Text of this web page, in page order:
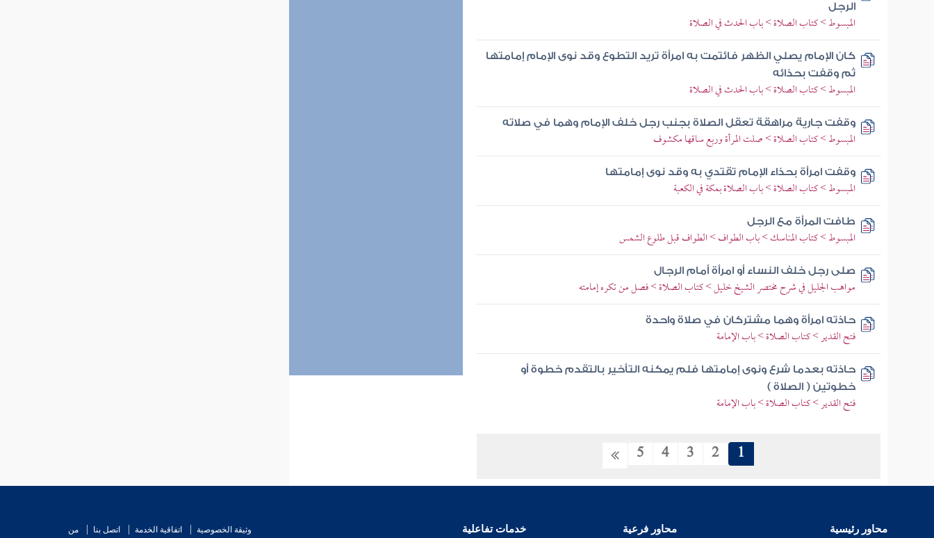
الرجل
المبسوط > كتاب الصلاة > باب الحدث في الصلاة
كان الإمام يصلي الظهر فائتمت به امرأة تريد التطوع وقد نوى الإمام إمامتها
ثم وقفت بحذائه
المبسوط > كتاب الصلاة > باب الحدث في الصلاة
وقفت جارية مراهقة تعقل الصلاة بجنب رجل خلف الإمام وهما في صلاته
المبسوط > كتاب الصلاة > صلت المرأة وربع ساقها مكشوف
وقفت امرأة بحذاء الإمام تقتدي به وقد نوى إمامتها
المبسوط > كتاب الصلاة > باب الصلاة بمكة في الكعبة
طافت المرأة مع الرجل
المبسوط > كتاب المناسك > باب الطواف > الطواف قبل طلوع الشمس
صلى رجل خلف النساء أو امرأة أمام الرجال
مواهب الجليل في شرح مختصر الشيخ خليل > كتاب الصلاة > فصل من تكره إمامته
حاذته امرأة وهما مشتركان في صلاة واحدة
فتح القدير > كتاب الصلاة > باب الإمامة
حاذته بعدما شرع ونوى إمامتها فلم يمكنه التأخير بالتقدم خطوة أو
خطوتين ( الصلاة )
فتح القدير > كتاب الصلاة > باب الإمامة
1
2
3
4
5
محاور رئيسية محاور فرعية خدمات تفاعلية وثيقة الخصوصية اتفاقية الخدمة اتصل بنا من